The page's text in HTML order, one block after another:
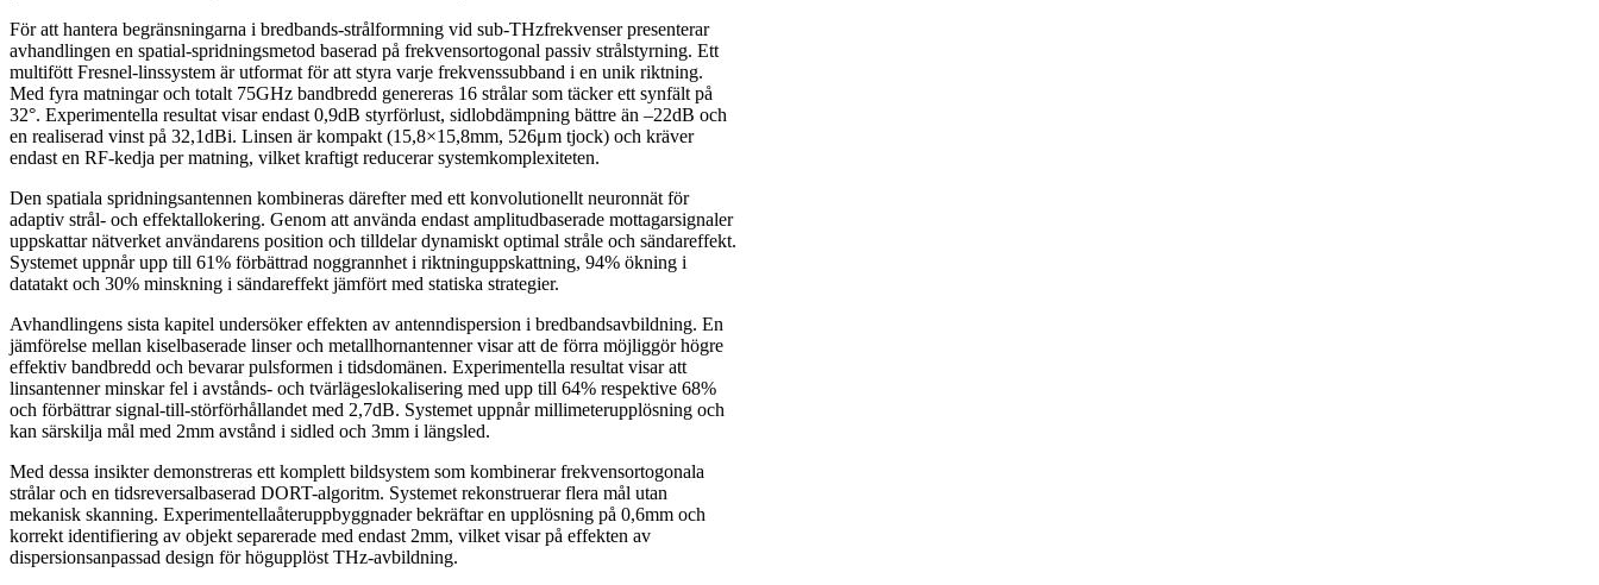
För att hantera begränsningarna i bredbands-strålformning vid sub-THzfrekvenser presenterar
avhandlingen en spatial-spridningsmetod baserad på frekvensortogonal passiv strålstyrning. Ett
multifött Fresnel-linssystem är utformat för att styra varje frekvenssubband i en unik riktning.
Med fyra matningar och totalt 75GHz bandbredd genereras 16 strålar som täcker ett synfält på
32°. Experimentella resultat visar endast 0,9dB styrförlust, sidlobdämpning bättre än –22dB och
en realiserad vinst på 32,1dBi. Linsen är kompakt (15,8×15,8mm, 526μm tjock) och kräver
endast en RF-kedja per matning, vilket kraftigt reducerar systemkomplexiteten.
Den spatiala spridningsantennen kombineras därefter med ett konvolutionellt neuronnät för
adaptiv strål- och effektallokering. Genom att använda endast amplitudbaserade mottagarsignaler
uppskattar nätverket användarens position och tilldelar dynamiskt optimal stråle och sändareffekt.
Systemet uppnår upp till 61% förbättrad noggrannhet i riktninguppskattning, 94% ökning i
datatakt och 30% minskning i sändareffekt jämfört med statiska strategier.
Avhandlingens sista kapitel undersöker effekten av antenndispersion i bredbandsavbildning. En
jämförelse mellan kiselbaserade linser och metallhornantenner visar att de förra möjliggör högre
effektiv bandbredd och bevarar pulsformen i tidsdomänen. Experimentella resultat visar att
linsantenner minskar fel i avstånds- och tvärlägeslokalisering med upp till 64% respektive 68%
och förbättrar signal-till-störförhållandet med 2,7dB. Systemet uppnår millimeterupplösning och
kan särskilja mål med 2mm avstånd i sidled och 3mm i längsled.
Med dessa insikter demonstreras ett komplett bildsystem som kombinerar frekvensortogonala
strålar och en tidsreversalbaserad DORT-algoritm. Systemet rekonstruerar flera mål utan
mekanisk skanning. Experimentellaåteruppbyggnader bekräftar en upplösning på 0,6mm och
korrekt identifiering av objekt separerade med endast 2mm, vilket visar på effekten av
dispersionsanpassad design för högupplöst THz-avbildning.